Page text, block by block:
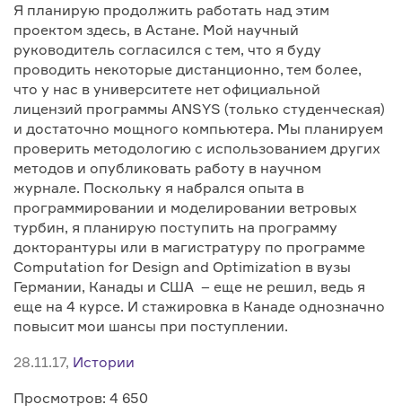
Я планирую продолжить работать над этим
проектом здесь, в Астане. Мой научный
руководитель согласился с тем, что я буду
проводить некоторые дистанционно, тем более,
что у нас в университете нет официальной
лицензий программы ANSYS (только студенческая)
и достаточно мощного компьютера. Мы планируем
проверить методологию с использованием других
методов и опубликовать работу в научном
журнале. Поскольку я набрался опыта в
программировании и моделировании ветровых
турбин, я планирую поступить на программу
докторантуры или в магистратуру по программе
Computation for Design and Optimization в вузы
Германии, Канады и США – еще не решил, ведь я
еще на 4 курсе. И стажировка в Канаде однозначно
повысит мои шансы при поступлении.
28.11.17, Истории
Просмотров: 4 650